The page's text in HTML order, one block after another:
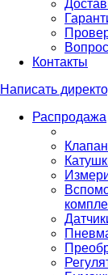
Контакты
Написать
Распродажа